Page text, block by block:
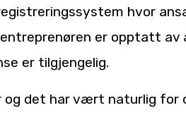
hvor
er opptatt av
er tilgjengelig.
og det har vært naturlig for